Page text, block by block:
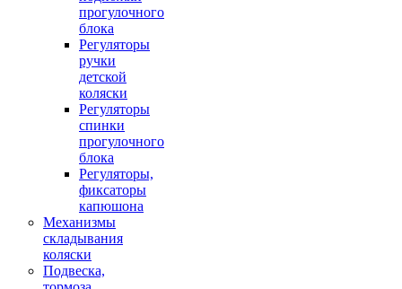
прогулочного
блока
Регуляторы
ручки
детской
коляски
Регуляторы
спинки
прогулочного
блока
Регуляторы,
фиксаторы
капюшона
Механизмы
складывания
коляски
Подвеска,